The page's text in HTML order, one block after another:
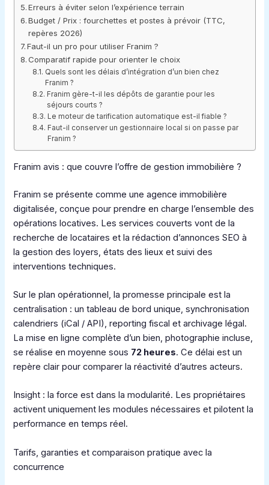
Erreurs à éviter selon l’expérience terrain
Budget / Prix : fourchettes et postes à prévoir (TTC,
repères 2026)
Faut-il un pro pour utiliser Franim ?
Comparatif rapide pour orienter le choix
Quels sont les délais d’intégration d’un bien chez
Franim ?
Franim gère-t-il les dépôts de garantie pour les
séjours courts ?
Le moteur de tarification automatique est-il fiable ?
Faut-il conserver un gestionnaire local si on passe par
Franim ?
Franim avis : que couvre l’offre de gestion immobilière ?
Franim se présente comme une agence immobilière
digitalisée, conçue pour prendre en charge l’ensemble des
opérations locatives. Les services couverts vont de la
recherche de locataires et la rédaction d’annonces SEO à
la gestion des loyers, états des lieux et suivi des
interventions techniques.
Sur le plan opérationnel, la promesse principale est la
centralisation : un tableau de bord unique, synchronisation
calendriers (iCal / API), reporting fiscal et archivage légal.
La mise en ligne complète d’un bien, photographie incluse,
se réalise en moyenne sous 72 heures. Ce délai est un
repère clair pour comparer la réactivité d’autres acteurs.
Insight : la force est dans la modularité. Les propriétaires
activent uniquement les modules nécessaires et pilotent la
performance en temps réel.
Tarifs, garanties et comparaison pratique avec la
concurrence